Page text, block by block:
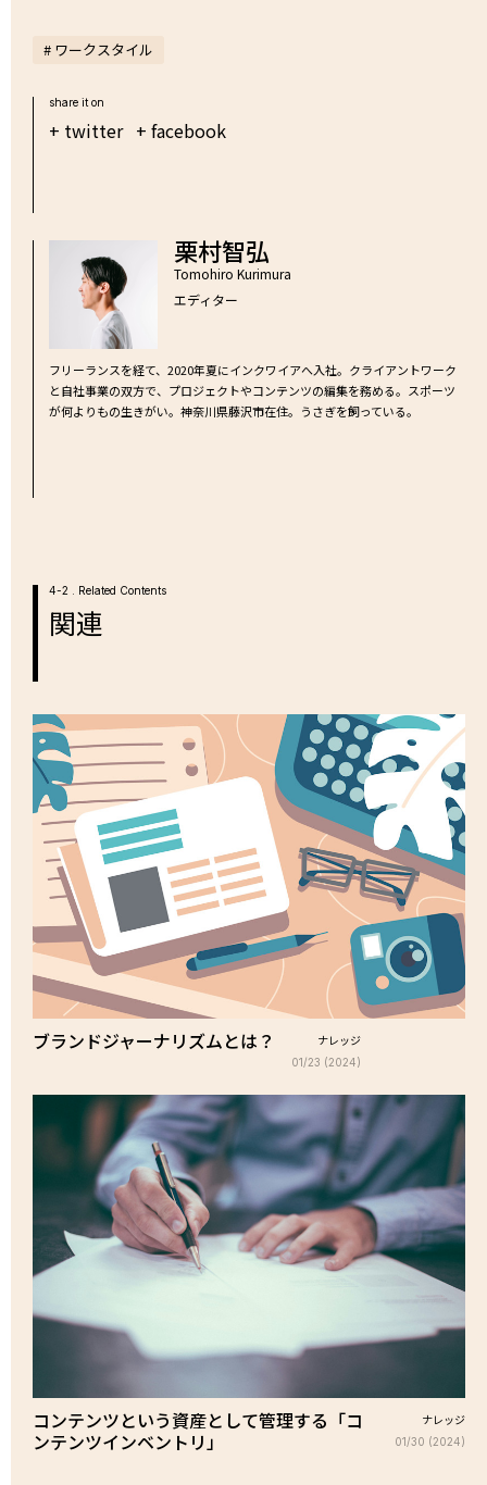
# ワークスタイル
share it on
+ twitter + facebook
栗村智弘
Tomohiro Kurimura
エディター
フリーランスを経て、2020年夏にインクワイアへ入社。クライアントワーク
と自社事業の双方で、プロジェクトやコンテンツの編集を務める。スポーツ
が何よりもの生きがい。神奈川県藤沢市在住。うさぎを飼っている。
4-2 . Related Contents
関連
ブランドジャーナリズムとは？ ナレッジ
01/23 (2024)
コンテンツという資産として管理する「コ
ンテンツインベントリ」
ナレッジ
01/30 (2024)